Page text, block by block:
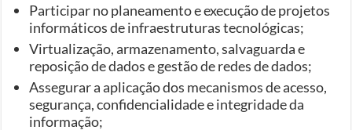
Participar no planeamento e execução de projetos
informáticos de infraestruturas tecnológicas;
Virtualização, armazenamento, salvaguarda e
reposição de dados e gestão de redes de dados;
Assegurar a aplicação dos mecanismos de acesso,
segurança, confidencialidade e integridade da
informação;